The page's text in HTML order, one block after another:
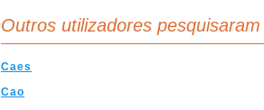
Outros utilizadores pesquisaram
Caes
Cao